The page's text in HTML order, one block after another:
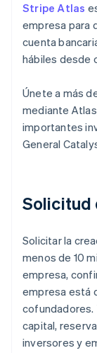
Stripe Atlas
empresa para
cuenta
hábiles desde
Únete a más
mediante
importantes
General
Solicitud
Solicitar la
menos de 10
empresa,
empresa está
cofundadores.
capital,
inversores y